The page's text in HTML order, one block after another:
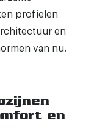
profielen
en
van nu.
en